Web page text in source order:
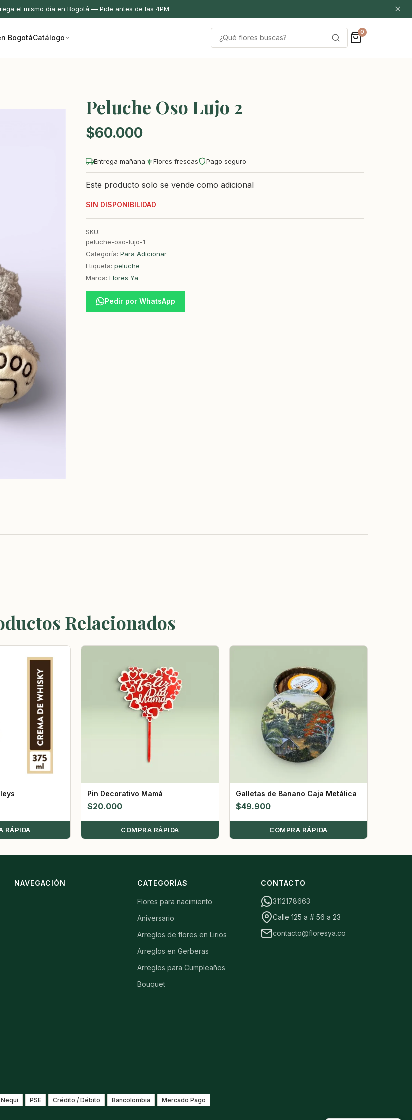
el mismo día en Bogotá — Pide antes de las 4PM
BogotáCatálogo
Buscar
por:
0
Peluche Oso Lujo 2
$60.000
Entrega mañana Flores frescas Pago seguro
Este producto solo se vende como adicional
SIN DISPONIBILIDAD
SKU:
peluche-oso-lujo-1
Categoría: Para Adicionar
Etiqueta: peluche
Marca: Flores Ya
Pedir por WhatsApp
Relacionados
RÁPIDA
Pin Decorativo Mamá
$20.000
COMPRA RÁPIDA
Galletas de Banano Caja Metálica
$49.900
COMPRA RÁPIDA
NAVEGACIÓN CATEGORÍAS
Flores para nacimiento
Aniversario
Arreglos de flores en Lirios
Arreglos en Gerberas
Arreglos para Cumpleaños
Bouquet
CONTACTO
3112178663
Calle 125 a # 56 a 23
contacto@floresya.co
Nequi PSE Crédito / Débito Bancolombia Mercado Pago